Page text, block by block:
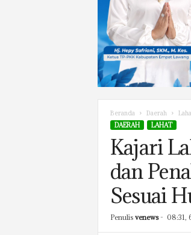
Beranda Daerah
DAERAH LAHAT
Kajari
dan
Sesuai
Penulis venews- 08:31,